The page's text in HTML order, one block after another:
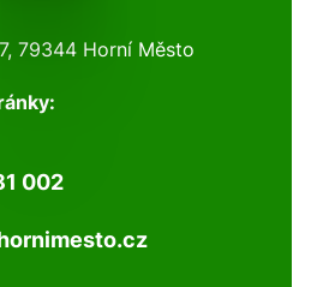
79344 Horní Město
002